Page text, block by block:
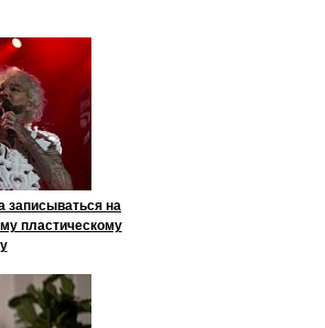
записываться на
пластическому